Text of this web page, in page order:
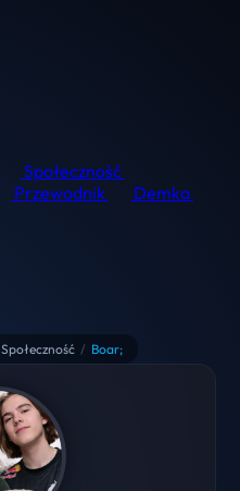
Społeczność
Przewodnik
Demka
Społeczność / Boar;